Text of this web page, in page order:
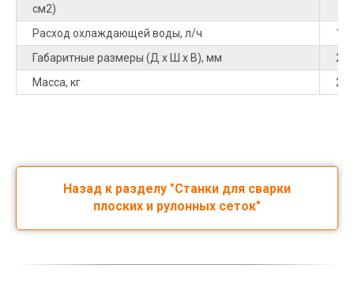
см2)
Расход охлаждающей воды, л/ч
Габаритные размеры (Д х Ш х В), мм
Масса, кг
Назад к разделу "Станки для сварки
плоских и рулонных сеток"